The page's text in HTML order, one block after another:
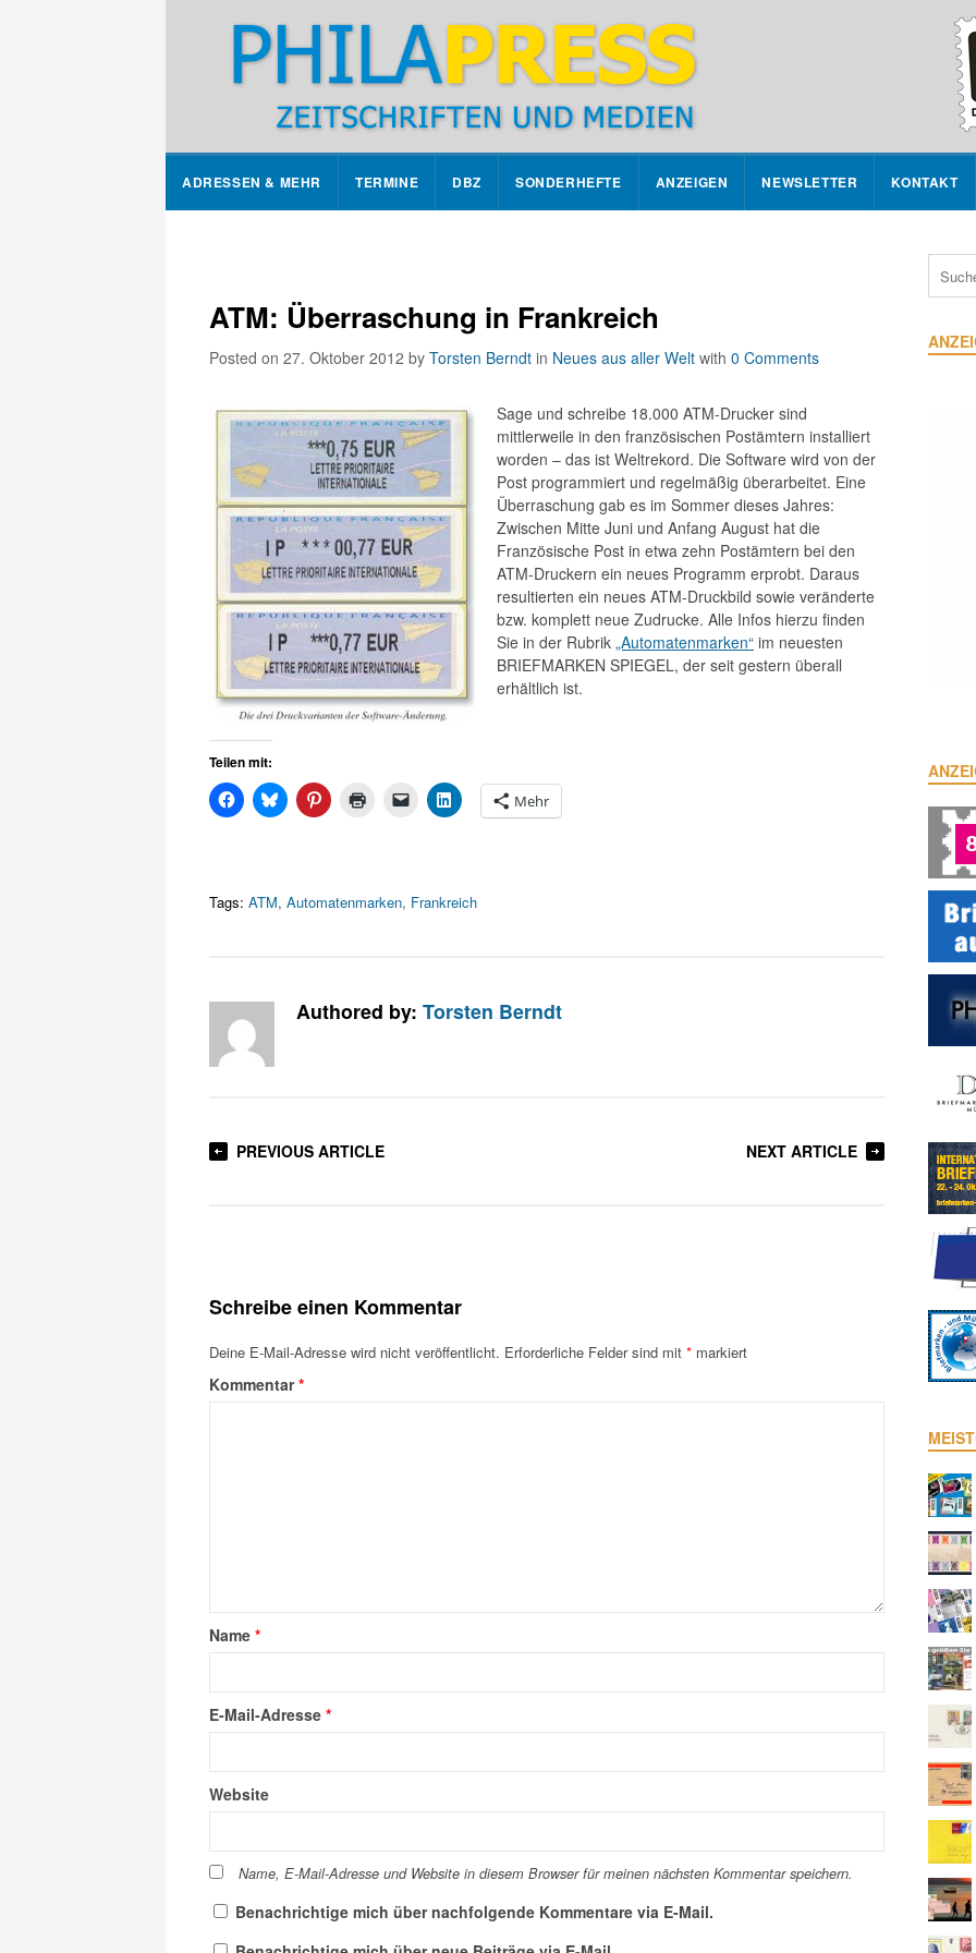
ADRESSEN & MEHR TERMINE DBZ SONDERHEFTE ANZEIGEN NEWSLETTER KONTAKT
ATM: Überraschung in Frankreich
Posted on 27. Oktober 2012 by Torsten Berndt in Neues aus aller Welt with 0 Comments
Sage und schreibe 18.000 ATM-Drucker sind
mittlerweile in den französischen Postämtern installiert
worden – das ist Weltrekord. Die Software wird von der
Post programmiert und regelmäßig überarbeitet. Eine
Überraschung gab es im Sommer dieses Jahres:
Zwischen Mitte Juni und Anfang August hat die
Französische Post in etwa zehn Postämtern bei den
ATM-Druckern ein neues Programm erprobt. Daraus
resultierten ein neues ATM-Druckbild sowie veränderte
bzw. komplett neue Zudrucke. Alle Infos hierzu finden
Sie in der Rubrik „Automatenmarken“ im neuesten
BRIEFMARKEN SPIEGEL, der seit gestern überall
erhältlich ist.
Teilen mit:
Mehr
Tags: ATM, Automatenmarken, Frankreich
Authored by: Torsten Berndt
PREVIOUS ARTICLE NEXT ARTICLE
Schreibe einen Kommentar
Deine E-Mail-Adresse wird nicht veröffentlicht. Erforderliche Felder sind mit * markiert
Kommentar*
Name *
E-Mail-Adresse *
Website
Name, E-Mail-Adresse und Website in diesem Browser für meinen nächsten Kommentar speichern.
Benachrichtige mich über nachfolgende Kommentare via E-Mail.